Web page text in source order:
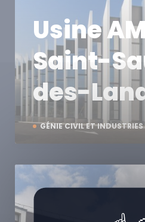
GÉNIE CIVIL ET INDUSTRIES
Usine
Saint-
des-